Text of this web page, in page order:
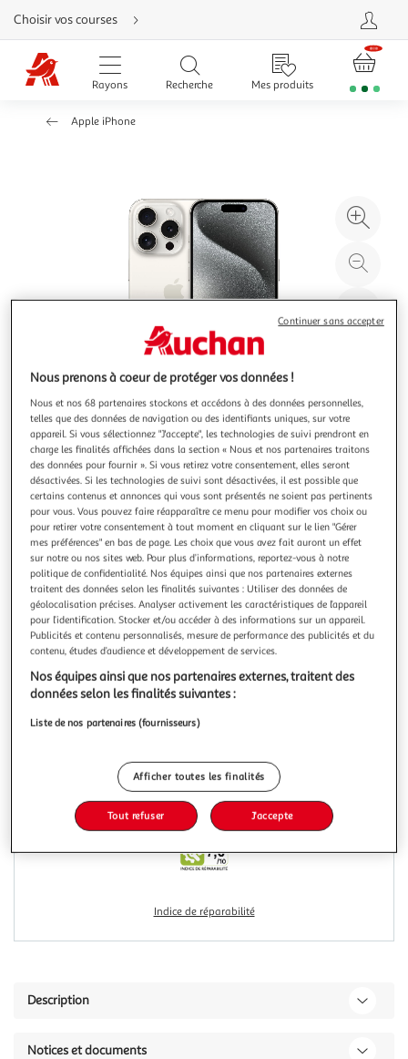
Aller
directement
au
contenu
Aller
directement
Aller
Choisir vos courses
Rayons Recherche Mes produits
Apple iPhone
à
100
le
Illustration
précédente suivante
APPLE
iPhone 15 Pro 1To - Titane Blanc
Réalisez des photos et des portraits en super haute
résolution grâce à l’appareil photo principal 48 Mpx doté
du plus grand capteur jamais vu sur iPhone. Et avec
l’équivalent de 7 objectifs pro à portée de main, dont un
appareil photo téléobjectif 3x, vous pouvez sortir du cadre
et laisser libre co
En savoir +
Garantie fabricant: 12 mois *
Vendu parMultishop
Livraison dès 6/7 jours
4,99€
Plus d'options
Vendu par Multishop
1 764,93€ / pce
Ajouter au panier
Ajouter à une liste
Indice de réparabilité
Description
Notices et documents
Nous prenons à coeur de protéger vos données !
Nous et nos 68 partenaires stockons et accédons à des données personnelles,
telles que des données de navigation ou des identifiants uniques, sur votre
appareil. Si vous sélectionnez "J'accepte", les technologies de suivi prendront en
charge les finalités affichées dans la section « Nous et nos partenaires traitons
des données pour fournir ». Si vous retirez votre consentement, elles seront
désactivées. Si les technologies de suivi sont désactivées, il est possible que
certains contenus et annonces qui vous sont présentés ne soient pas pertinents
pour vous. Vous pouvez faire réapparaître ce menu pour modifier vos choix ou
pour retirer votre consentement à tout moment en cliquant sur le lien "Gérer
mes préférences" en bas de page. Les choix que vous avez fait auront un effet
sur notre ou nos sites web. Pour plus d’informations, reportez-vous à notre
politique de confidentialité. Nos équipes ainsi que nos partenaires externes
traitent des données selon les finalités suivantes : Utiliser des données de
géolocalisation précises. Analyser activement les caractéristiques de l’appareil
pour l’identification. Stocker et/ou accéder à des informations sur un appareil.
Publicités et contenu personnalisés, mesure de performance des publicités et du
contenu, études d’audience et développement de services.
Nos équipes ainsi que nos partenaires externes, traitent des
données selon les finalités suivantes :
Liste de nos partenaires (fournisseurs)
Afficher toutes les finalités
Tout refuser J'accepte
Continuer sans accepter